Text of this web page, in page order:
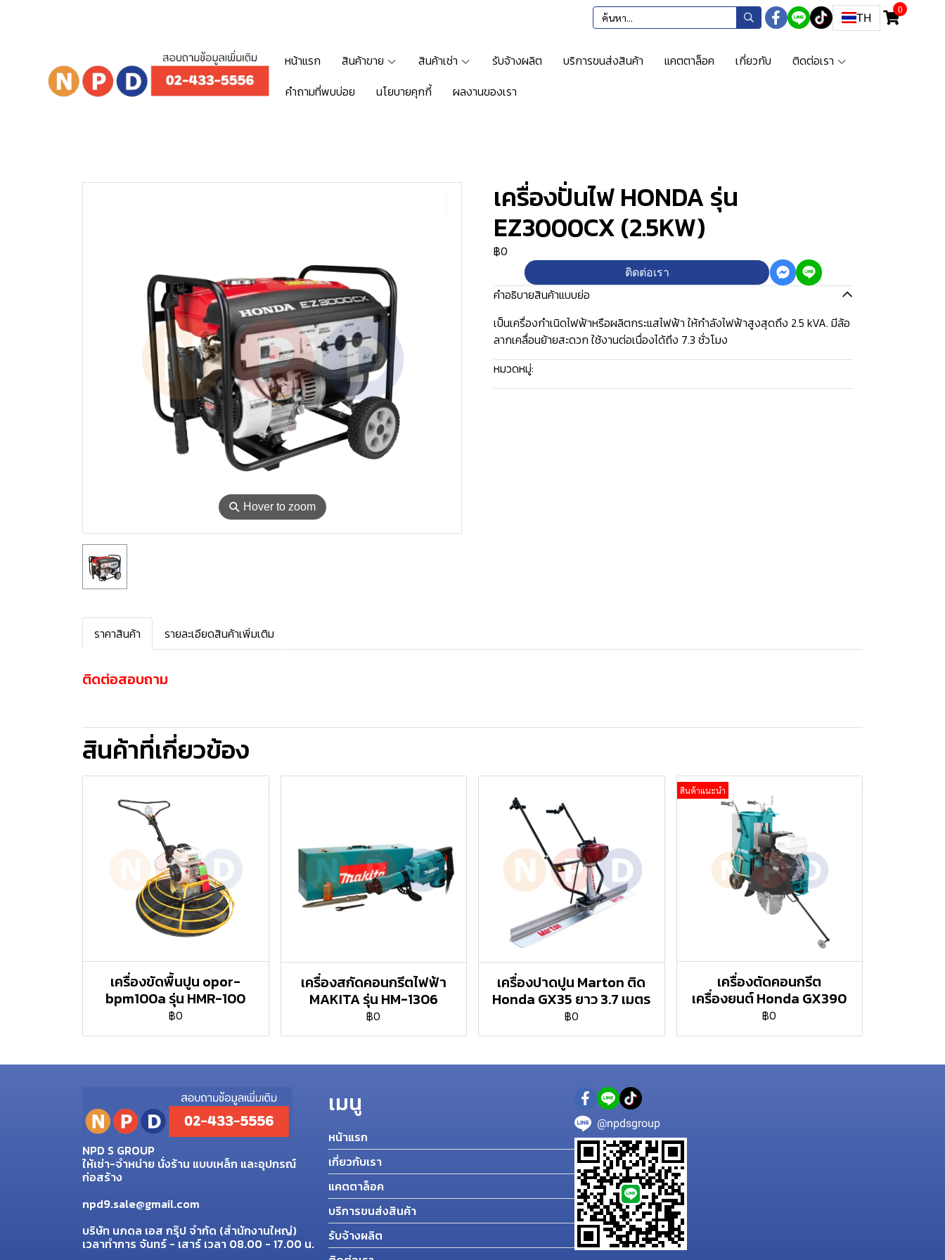
TH
0
หน้าแรก สินค้าขาย สินค้าเช่า รับจ้างผลิต บริการขนส่งสินค้า แคตตาล็อค เกี่ยวกับ
ติดต่อเรา
คำถามที่พบบ่อย
นโยบายคุกกี้ ผลงานของเรา
⚲ Hover to zoom
เครื่องปั่นไฟ HONDA รุ่น
EZ3000CX (2.5KW)
฿0
ติดต่อเรา
คำอธิบายสินค้าแบบย่อ
เป็นเครื่องกำเนิดไฟฟ้าหรือผลิตกระแสไฟฟ้า ให้กำลังไฟฟ้าสูงสุดถึง 2.5 kVA. มีล้อ
ลากเคลื่อนย้ายสะดวก ใช้งานต่อเนื่องได้ถึง 7.3 ชั่วโมง
หมวดหมู่:
ราคาสินค้า รายละเอียดสินค้าเพิ่มเติม
ติดต่อสอบถาม
สินค้าที่เกี่ยวข้อง
เครื่องขัดพื้นปูน opor-
bpm100a รุ่น HMR-100
฿0
เครื่องสกัดคอนกรีตไฟฟ้า
MAKITA รุ่น HM-1306
฿0
เครื่องปาดปูน Marton ติด
Honda GX35 ยาว 3.7 เมตร
฿0
สินค้าแนะนำ
เครื่องตัดคอนกรีต
เครื่องยนต์ Honda GX390
฿0
NPD S GROUP
ให้เช่า-จำหน่าย นั่งร้าน แบบเหล็ก และอุปกรณ์
ก่อสร้าง
npd9.sale@gmail.com
บริษัท นภดล เอส กรุ๊ป จำกัด (สำนักงานใหญ่)
เวลาทำการ จันทร์ - เสาร์ เวลา 08.00 - 17.00 น.
เมนู
หน้าแรก
เกี่ยวกับเรา
แคตตาล็อค
บริการขนส่งสินค้า
รับจ้างผลิต
@npdsgroup